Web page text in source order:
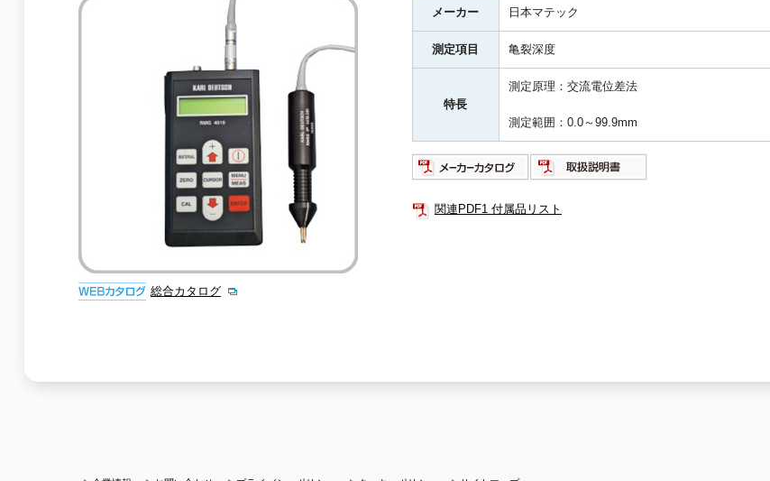
総合カタログ
メーカー 日本マテック
測定項目 亀裂深度
特長
測定原理：交流電位差法
測定範囲：0.0～99.9mm
関連PDF1 付属品リスト